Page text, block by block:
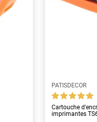
PATISDECOR
Cartouche
imprimantes